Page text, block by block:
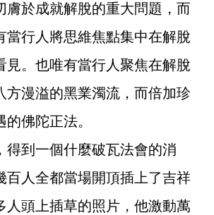
膚於成就解脫的重大問題，而
當行人將思維焦點集中在解脫
見。也唯有當行人聚焦在解脫
方漫溢的黑業濁流，而倍加珍
佛陀正法。
得到一個什麼破瓦法會的消
百人全都當場開頂插上了吉祥
人頭上插草的照片，他激動萬